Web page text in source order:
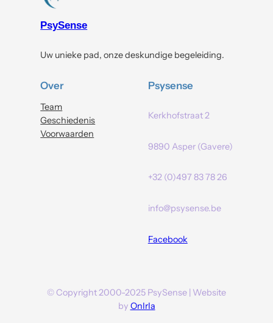
PsySense
Uw unieke pad, onze deskundige begeleiding.
Over
Team
Geschiedenis
Voorwaarden
Psysense
Kerkhofstraat 2
9890 Asper (Gavere)
+32 (0)497 83 78 26
info@psysense.be
Facebook
© Copyright 2000-2025 PsySense | Website
by OnIrIa